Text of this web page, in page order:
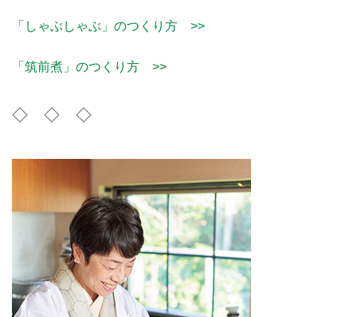
「しゃぶしゃぶ」のつくり方 >>
「筑前煮」のつくり方 >>
◇ ◇ ◇